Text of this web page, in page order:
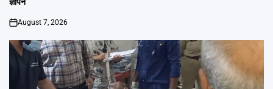
ज्ञापन
on
August 7, 2026